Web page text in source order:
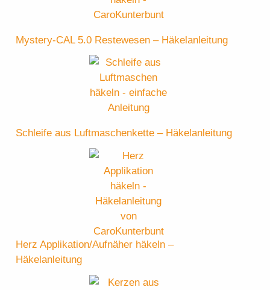
Mystery-CAL 5.0 Restewesen – Häkelanleitung
Schleife aus Luftmaschenkette – Häkelanleitung
Herz Applikation/Aufnäher häkeln –
Häkelanleitung